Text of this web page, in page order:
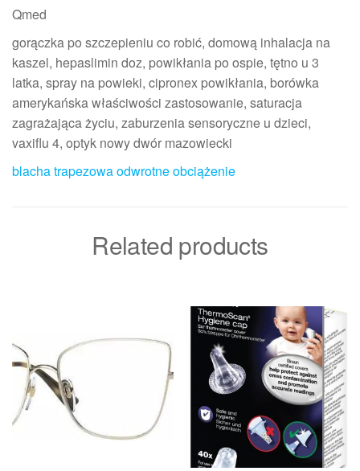
Qmed
gorączka po szczepieniu co robić, domową inhalacja na
kaszel, hepaslimin doz, powikłania po ospie, tętno u 3
latka, spray na powieki, cipronex powikłania, borówka
amerykańska właściwości zastosowanie, saturacja
zagrażająca życiu, zaburzenia sensoryczne u dzieci,
vaxiflu 4, optyk nowy dwór mazowiecki
blacha trapezowa odwrotne obciążenie
Related products